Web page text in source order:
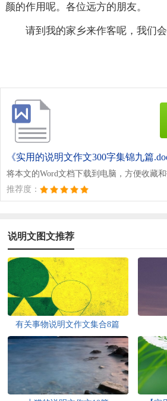
颜的作用呢。各位远方的朋友。
请到我的家乡来作客呢，我们会
《实用的说明文作文300字集锦九篇
将本文的Word文档下载到电脑，方便收藏
推荐度：
说明文图文推荐
有关事物说明文作文集合8篇